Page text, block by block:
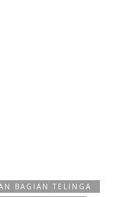
BAGIAN TELINGA